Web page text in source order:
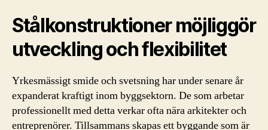
Stålkonstruktioner möjliggör
utveckling och flexibilitet
Yrkesmässigt smide och svetsning har under senare år
expanderat kraftigt inom byggsektorn. De som arbetar
professionellt med detta verkar ofta nära arkitekter och
entreprenörer. Tillsammans skapas ett byggande som är